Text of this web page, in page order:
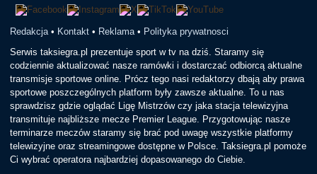
Redakcja • Kontakt • Reklama • Polityka prywatnosci
Serwis taksiegra.pl prezentuje sport w tv na dziś. Staramy się
codziennie aktualizować nasze ramówki i dostarczać odbiorcą aktualne
transmisje sportowe online. Prócz tego nasi redaktorzy dbają aby prawa
sportowe poszczególnych platform były zawsze aktualne. To u nas
sprawdzisz gdzie oglądać Ligę Mistrzów czy jaka stacja telewizyjna
transmituje najbliższe mecze Premier League. Przygotowując nasze
terminarze meczów staramy się brać pod uwagę wszystkie platformy
telewizyjne oraz streamingowe dostępne w Polsce. Taksiegra.pl pomoże
Ci wybrać operatora najbardziej dopasowanego do Ciebie.